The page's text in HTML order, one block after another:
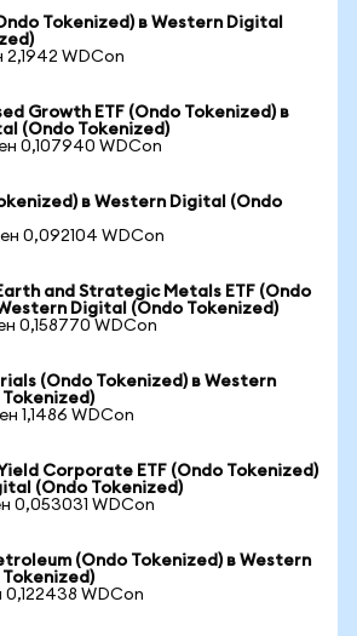
Tokenized) в Western Digital
2,1942 WDCon
Growth ETF (Ondo Tokenized) в
(Ondo Tokenized)
0,107940 WDCon
в Western Digital (Ondo
0,092104 WDCon
and Strategic Metals ETF (Ondo
Digital (Ondo Tokenized)
0,158770 WDCon
(Ondo Tokenized) в Western
1,1486 WDCon
Corporate ETF (Ondo Tokenized)
(Ondo Tokenized)
0,053031 WDCon
(Ondo Tokenized) в Western
0,122438 WDCon